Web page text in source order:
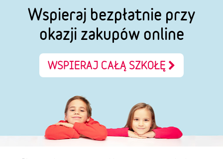
Wspieraj bezpłatnie przy
okazji zakupów online
WSPIERAJ CAŁĄ SZKOŁĘ